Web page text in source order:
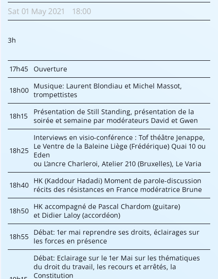
Sat 01 May2021 18:00
3h
17h45 Ouverture
18h00 Musique: Laurent Blondiau et Michel Massot,
trompettistes
18h15
Présentation de Still Standing, présentation de la
soirée et semaine par modérateurs David et Gwen
18h25
Interviews en visio-conférence : Tof théâtre Jenappe,
Le Ventre de la Baleine Liège (Frédérique) Quai 10 ou
Eden
ou L’ancre Charleroi, Atelier 210 (Bruxelles), Le Varia
18h40 HK (Kaddour Hadadi) Moment de parole-discussion
récits des résistances en France modératrice Brune
18h50 HK accompagné de Pascal Chardom (guitare)
et Didier Laloy (accordéon)
18h55
Débat: 1er mai reprendre ses droits, éclairages sur
les forces en présence
Débat: Eclairage sur le 1er Mai sur les thématiques
du droit du travail, les recours et arrêtés, la
Constitution